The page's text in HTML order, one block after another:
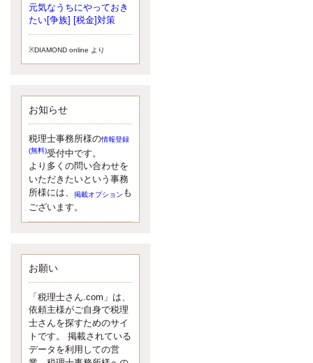
ブログ
平成２７年１月１日以降開始の相
続より、相続税の基礎控除額（相
続税が課税されない遺産の上限
しています。
更新:2017年5月1日(大阪市中央区)
湘南BUN税理士事務所
湘南のぽっちゃり女性税理
士松村文子と湘南ＢＵ
また最近、税理士試験のご相談を
受けることおおくなりました。受
験申し込み受け付け開始になるか
ダメと思う前に、全力で勝負して
みたいです！
京都のやわらか女性税理
イクメン税理士による税金
ブログです。
元気なうちにやっておき
たい[争族] [税金]対策
※DIAMOND online より
お知らせ
税理士事務所様の情報登録
(無料)受付中です。
より多くの問い合わせを
いただきたいという事務
所様には、
掲載オプション も
ございます。
お願い
「税理士さん.com」は、
依頼主様がご自身で税理
士さんを探すためのサイ
トです。 掲載されている
データを利用しての営